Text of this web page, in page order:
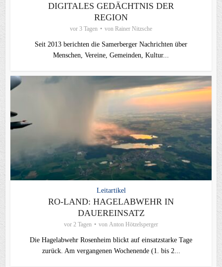
DIGITALES GEDÄCHTNIS DER
REGION
vor 3 Tagen von Rainer Nitzsche
Seit 2013 berichten die Samerberger Nachrichten über
Menschen, Vereine, Gemeinden, Kultur...
Leitartikel
RO-LAND: HAGELABWEHR IN
DAUEREINSATZ
vor 2 Tagen von Anton Hötzelsperger
Die Hagelabwehr Rosenheim blickt auf einsatzstarke Tage
zurück. Am vergangenen Wochenende (1. bis 2...